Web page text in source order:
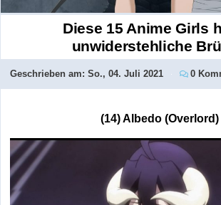
Diese 15 Anime Girls
unwiderstehliche
Geschrieben am: So., 04. Juli 2021 0
(14) Albedo (Overlord)